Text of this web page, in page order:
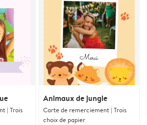
| Trois
Animaux de jungle
Carte de remerciement | Trois
choix de papier